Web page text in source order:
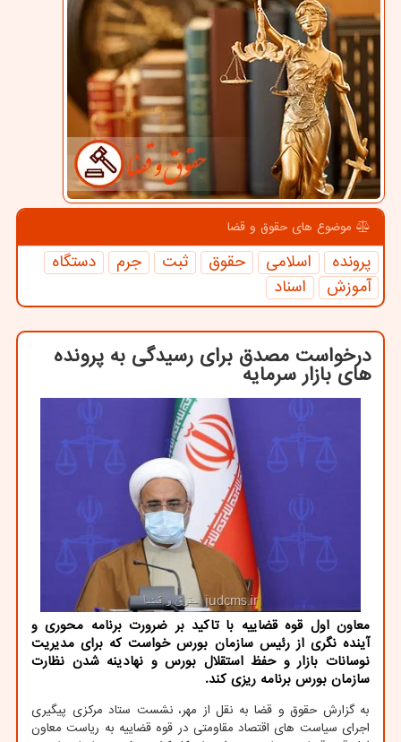
موضوع های حقوق و قضا
پرونده اسلامی حقوق ثبت جرم
دستگاه
آموزش
اسناد
درخواست مصدق برای رسیدگی به پرونده
های بازار سرمایه
معاون اول قوه قضاییه با تاکید بر ضرورت برنامه محوری و
آینده نگری از رئیس سازمان بورس خواست که برای مدیریت
نوسانات بازار و حفظ استقلال بورس و نهادینه شدن نظارت
سازمان بورس برنامه ریزی کند.
به گزارش حقوق و قضا به نقل از مهر، نشست ستاد مرکزی پیگیری
اجرای سیاست های اقتصاد مقاومتی در قوه قضاییه به ریاست معاون